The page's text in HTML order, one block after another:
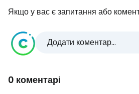
Якщо у вас є запитання або
Додати коментар...
0 коментарі